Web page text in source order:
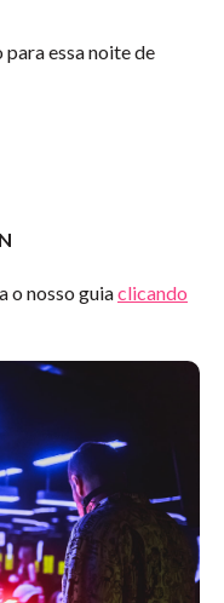
essa noite de
o nosso guiaclicando